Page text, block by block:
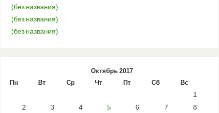
(без названия)
(без названия)
(без названия)
Октябрь 2017
Пн
Вт Ср Чт Пт Сб Вс
1
2
3 4 5 6 7
8